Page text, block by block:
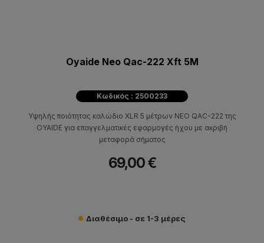
Oyaide Neo Qac-222 Xft 5M
Κωδικός : 2500233
Υψηλής ποιότητας καλώδιο XLR 5 μέτρων NEO QAC-222 της
OYAIDE για επαγγελματικές εφαρμογές ήχου με ακριβή
μεταφορά σήματος
69,00 €
Διαθέσιμο - σε 1-3 μέρες